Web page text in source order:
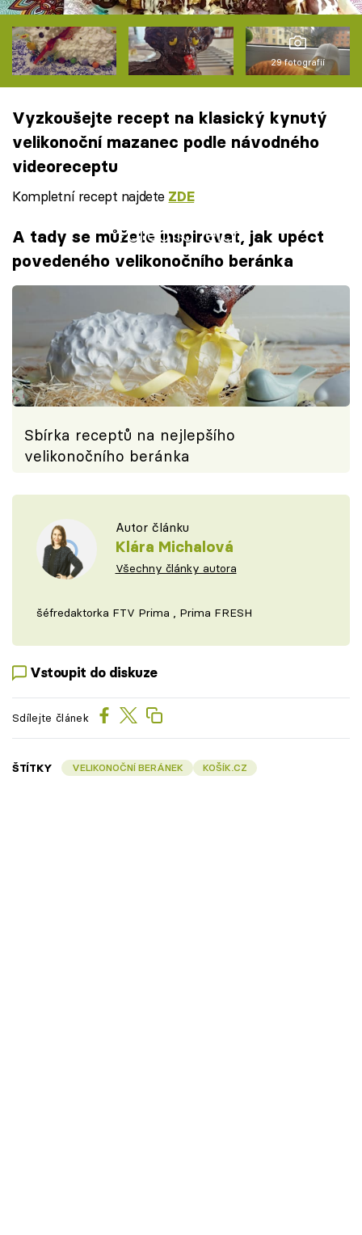
29 fotografií
Vyzkoušejte recept na klasický kynutý
velikonoční mazanec podle návodného
videoreceptu
Kompletní recept najdete ZDE
Failed to fetch
A tady se můžete inspirovat, jak upéct
povedeného velikonočního beránka
Sbírka receptů na nejlepšího
velikonočního beránka
Autor článku
Klára Michalová
Všechny články autora
šéfredaktorka FTV Prima , Prima FRESH
Vstoupit do diskuze
Sdílejte článek
ŠTÍTKY VELIKONOČNÍ BERÁNEK KOŠÍK.CZ